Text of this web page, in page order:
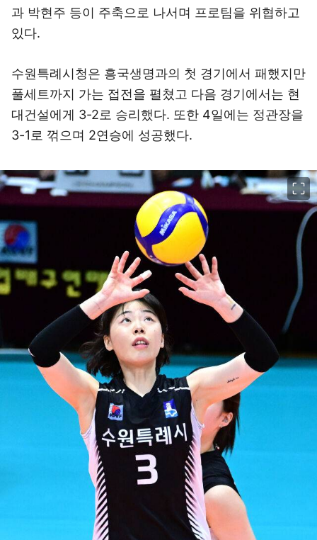
과 박현주 등이 주축으로 나서며 프로팀을 위협하고
있다.
수원특례시청은 흥국생명과의 첫 경기에서 패했지만
풀세트까지 가는 접전을 펼쳤고 다음 경기에서는 현
대건설에게 3-2로 승리했다. 또한 4일에는 정관장을
3-1로 꺾으며 2연승에 성공했다.